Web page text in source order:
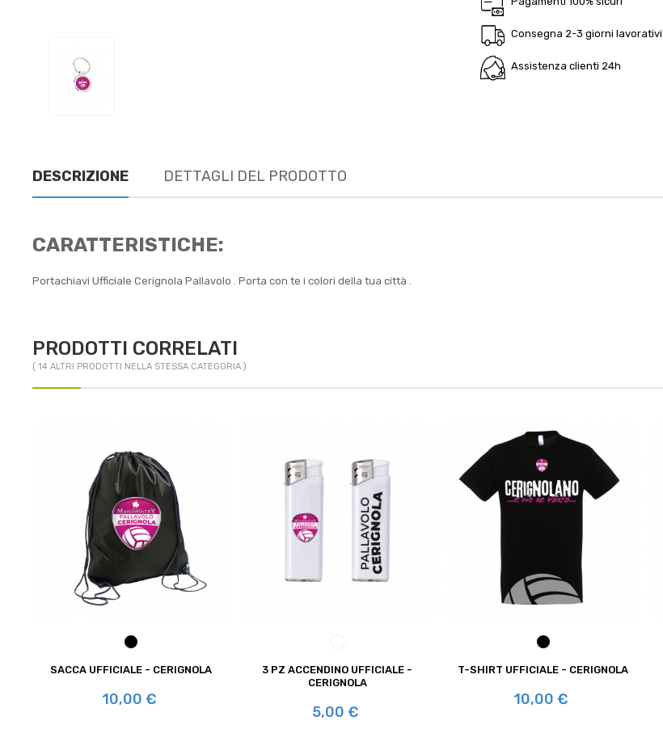
Consegna 2-3 giorni lavorativi
Assistenza clienti 24h
DESCRIZIONE DETTAGLI DEL PRODOTTO
CARATTERISTICHE:
Portachiavi Ufficiale Cerignola Pallavolo . Porta con te i colori della tua città .
PRODOTTI CORRELATI
( 14 ALTRI PRODOTTI NELLA STESSA CATEGORIA )
NERO
SACCA UFFICIALE - CERIGNOLA
Prezzo
10,00 €
3 PZ ACCENDINO UFFICIALE -
CERIGNOLA
Prezzo
5,00 €
NERO
T-SHIRT UFFICIALE - CERIGNOLA
Prezzo
10,00 €